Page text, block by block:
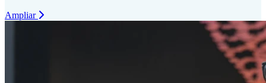
Ampliar